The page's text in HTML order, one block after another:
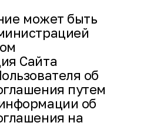
может быть
Сайта
об
путем
об
на